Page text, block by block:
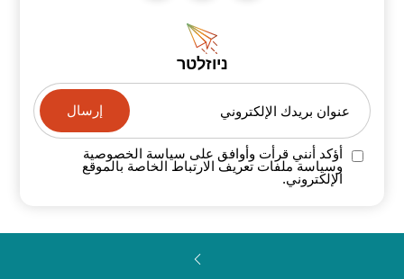
ניוזלטר
عنوان بريدك الإلكتروني
أؤكد أنني قرأت وأوافق على سياسة الخصوصية
وسياسة ملفات تعريف الارتباط الخاصة بالموقع
الإلكتروني.